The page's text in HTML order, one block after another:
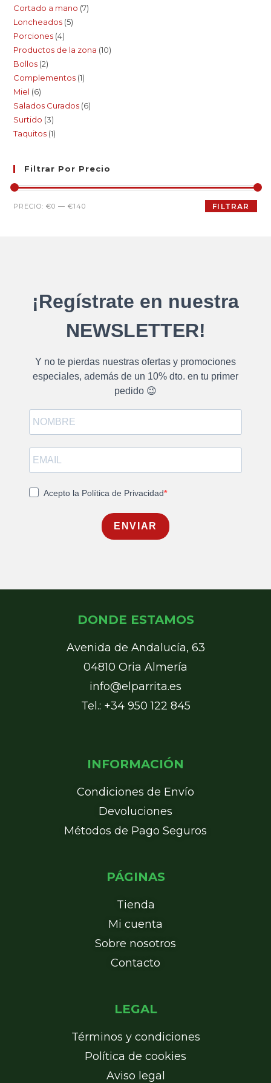
Cortado a mano 7
Loncheados 5
Porciones 4
Productos de la zona 10
Bollos 2
Complementos 1
Miel 6
Salados Curados 6
Surtido 3
Taquitos 1
Filtrar Por Precio
FILTRAR
PRECIO:€0 —€140
¡Regístrate en nuestra
NEWSLETTER!
Y no te pierdas nuestras ofertas y promociones
especiales, además de un 10% dto. en tu primer
pedido 😉
Acepto la Política de Privacidad
ENVIAR
DONDE ESTAMOS
Avenida de Andalucía, 63
04810 Oria Almería
info@elparrita.es
Tel.: +34 950 122 845
INFORMACIÓN
Condiciones de Envío
Devoluciones
Métodos de Pago Seguros
PÁGINAS
Tienda
Mi cuenta
Sobre nosotros
Contacto
LEGAL
Términos y condiciones
Política de cookies
Aviso legal